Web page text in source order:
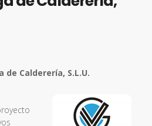
de Calderería,